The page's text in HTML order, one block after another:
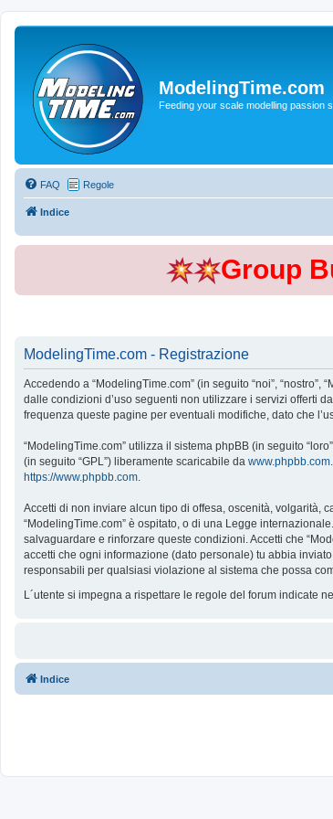
ModelingTime.com
Feeding your scale modelling passion
FAQ Regole
Indice
Group
ModelingTime.com - Registrazione
Accedendo a “ModelingTime.com” (in seguito “noi”,
dalle condizioni d’uso seguenti non utilizzare i servizi offerti
frequenza queste pagine per eventuali modifiche, dato che
“ModelingTime.com” utilizza il sistema phpBB (in seguito
(in seguito “GPL”) liberamente scaricabile da www.phpbb.com
https://www.phpbb.com
Accetti di non inviare alcun tipo di offesa, oscenità, volgarità,
“ModelingTime.com” è ospitato, o di una Legge
salvaguardare e rinforzare queste condizioni. Accetti che
accetti che ogni informazione (dato personale) tu abbia
responsabili per qualsiasi violazione al sistema che possa
L´utente si impegna a rispettare le regole del forum indicate
Indice